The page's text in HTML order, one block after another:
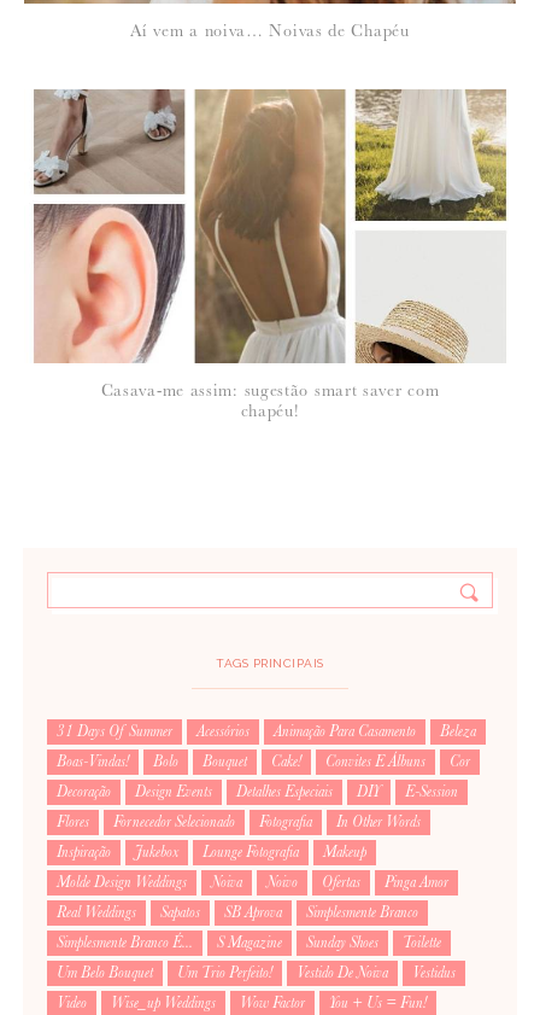
Aí vem a noiva… Noivas de Chapéu
Casava-me assim: sugestão smart saver com
chapéu!
TAGS PRINCIPAIS
31 Days Of Summer Acessórios Animação Para Casamento
Beleza
Boas-Vindas!
Bolo Bouquet Cake! Convites E Álbuns
Cor
Decoração
Design Events Detalhes Especiais DIY
E-Session
Flores
Fornecedor Selecionado Fotografia
In Other Words
Inspiração
Jukebox Lounge Fotografia
Makeup
Molde Design Weddings
Noiva Noivo Ofertas
Pinga Amor
Real Weddings
Sapatos SB Aprova
Simplesmente Branco
Simplesmente Branco É...
S Magazine Sunday Shoes
Toilette
Um Belo Bouquet
Um Trio Perfeito! Vestido De Noiva
Vestidus
Video
Wise_up Weddings Wow Factor You + Us = Fun!